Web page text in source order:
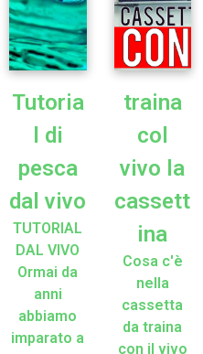
Tutoria
l di
pesca
dal vivo
TUTORIAL
DAL VIVO
Ormai da
anni
abbiamo
imparato a
traina
col
vivo la
cassett
ina
Cosa c'è
nella
cassetta
da traina
con il vivo